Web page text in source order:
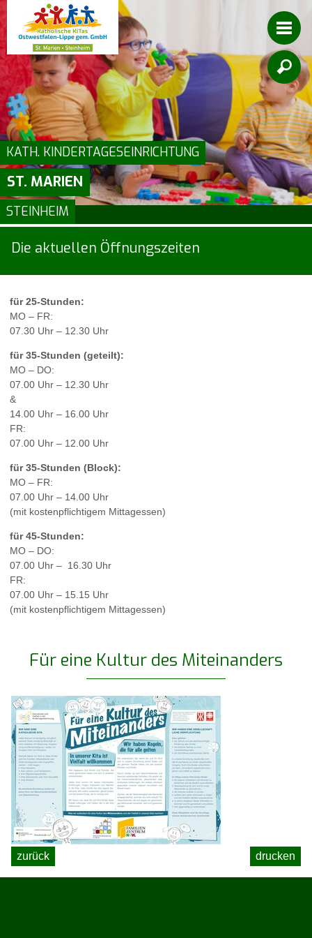

KATH. KINDERTAGESEINRICHTUNG
ST. MARIEN
STEINHEIM
Die aktuellen Öffnungszeiten
für 25-Stunden:
MO – FR:
07.30 Uhr – 12.30 Uhr
für 35-Stunden (geteilt):
MO – DO:
07.00 Uhr – 12.30 Uhr
&
14.00 Uhr – 16.00 Uhr
FR:
07.00 Uhr – 12.00 Uhr
für 35-Stunden (Block):
MO – FR:
07.00 Uhr – 14.00 Uhr
(mit kostenpflichtigem Mittagessen)
für 45-Stunden:
MO – DO:
07.00 Uhr – 16.30 Uhr
FR:
07.00 Uhr – 15.15 Uhr
(mit kostenpflichtigem Mittagessen)
Für eine Kultur des Miteinanders
zurück drucken